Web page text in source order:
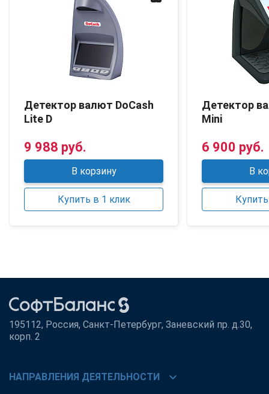
Детектор валют DoCash
Lite D
9 988 руб.
В корзину
Купить в 1 клик
Детектор
Mini
6 900 руб.
В
195112, Россия, Санкт-Петербург, Заневский пр. д.30,
корп. 2
НАПРАВЛЕНИЯ ДЕЯТЕЛЬНОСТИ chevron_right